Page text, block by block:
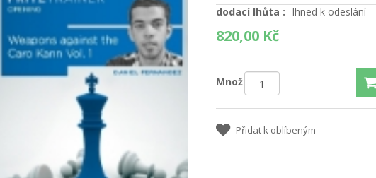
dodací lhůta : Ihned k odeslání
820,00 Kč
Množ.:
Přidat k oblíbeným